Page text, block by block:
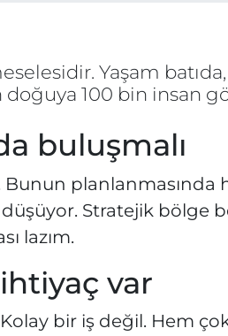
Yaşam batıda,
100 bin insan
buluşmalı
planlanmasında
Stratejik bölge
lazım.
var
bir iş değil. Hem çok